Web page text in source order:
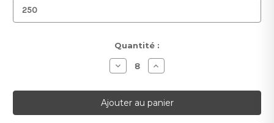
Quantité :
Diminuer
la
pour
Papier
peint
Sakura
Augmenter
la
pour
Papier
peint
Sakura